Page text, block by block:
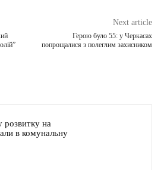
Next article
Герою було 55: у Черкасах
попрощалися з полеглим захисником
на
в комунальну